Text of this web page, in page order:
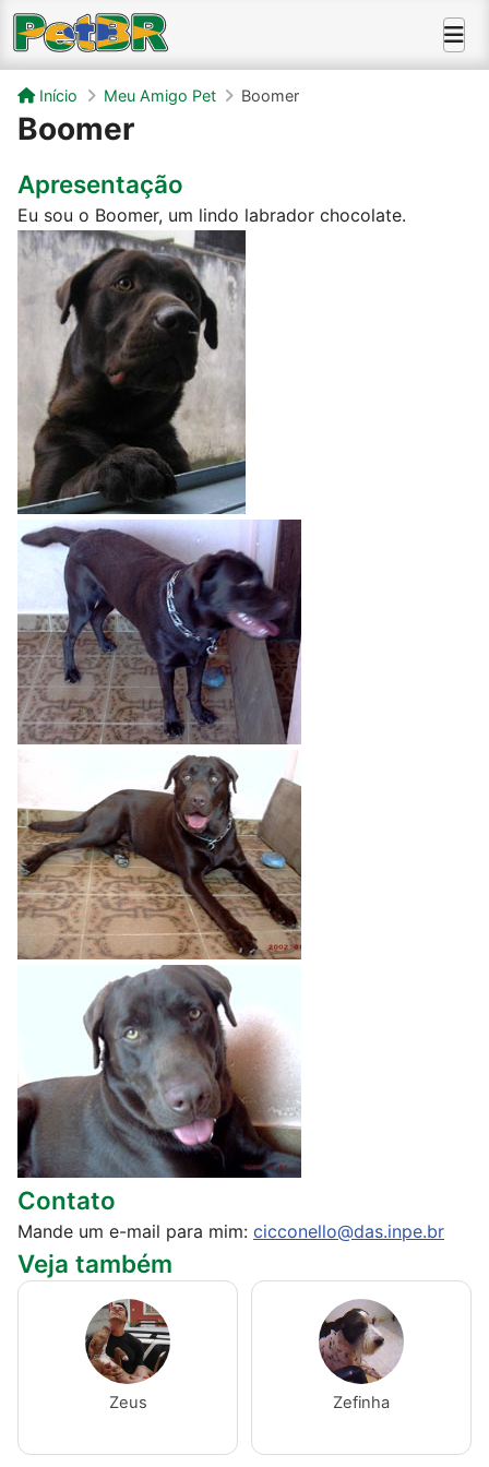
Início Meu Amigo Pet Boomer
Boomer
Apresentação
Eu sou o Boomer, um lindo labrador chocolate.
Contato
Mande um e-mail para mim: cicconello@das.inpe.br
Veja também
Zeus Zefinha